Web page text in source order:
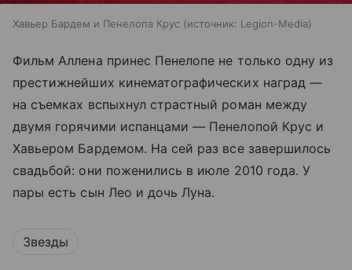
Хавьер Бардем и Пенелопа Крус источник: Legion-Media
Фильм Аллена принес Пенелопе не только одну из
престижнейших кинематографических наград —
на съемках вспыхнул страстный роман между
двумя горячими испанцами — Пенелопой Крус и
Хавьером Бардемом. На сей раз все завершилось
свадьбой: они поженились в июле 2010 года. У
пары есть сын Лео и дочь Луна.
Звезды